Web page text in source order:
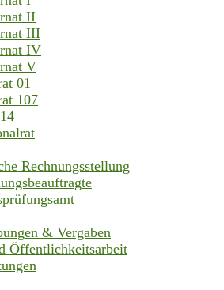
II
III
IV
V
01
107
Rechnungsstellung
& Vergaben
Öffentlichkeitsarbeit